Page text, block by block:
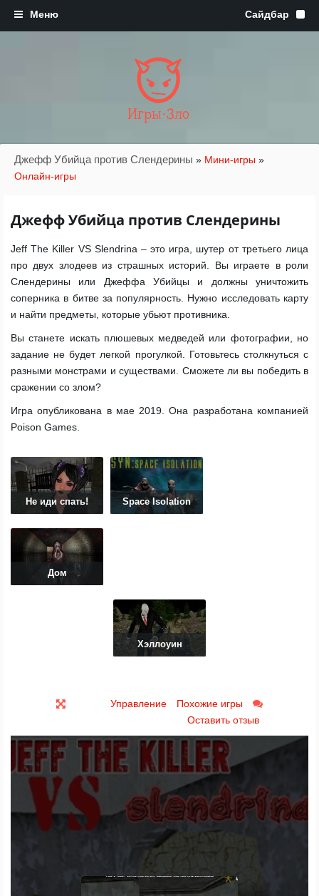
Игры·Зло
Джефф Убийца против Слендерины » Мини-игры »
Онлайн-игры
Джефф Убийца против Слендерины
Jeff The Killer VS Slendrina – это игра, шутер от третьего лица
про двух злодеев из страшных историй. Вы играете в роли
Слендерины или Джеффа Убийцы и должны уничтожить
соперника в битве за популярность. Нужно исследовать карту
и найти предметы, которые убьют противника.
Вы станете искать плюшевых медведей или фотографии, но
задание не будет легкой прогулкой. Готовьтесь столкнуться с
разными монстрами и существами. Сможете ли вы победить в
сражении со злом?
Игра опубликована в мае 2019. Она разработана компанией
Poison Games.
Не иди спать! Space Isolation
Дом
Хэллоуин
Управление
Похожие игры
Оставить отзыв